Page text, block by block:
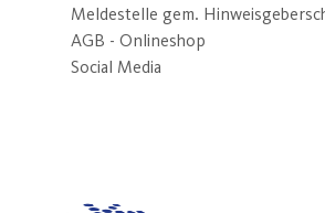
Meldestelle gem.
AGB - Onlineshop
Social Media